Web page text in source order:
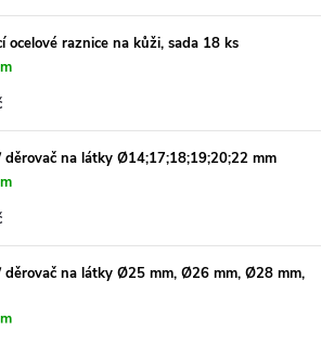
ocelové raznice na kůži, sada 18 ks
děrovač na látky Ø14;17;18;19;20;22 mm
děrovač na látky Ø25 mm, Ø26 mm, Ø28 mm,